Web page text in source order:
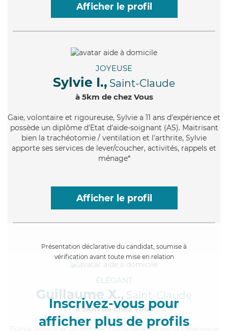
Afficher le profil
JOYEUSE
Sylvie I., Saint-Claude
à 5km de chez Vous
Gaie, volontaire et rigoureuse, Sylvie a 11 ans d'expérience et
possède un diplôme d'Etat d'aide-soignant (AS). Maitrisant
bien la trachéotomie / ventilation et l'arthrite, Sylvie
apporte ses services de lever/coucher, activités, rappels et
ménage*
Afficher le profil
Présentation déclarative du candidat, soumise à
vérification avant toute mise en relation
Inscrivez-vous pour
afficher plus de profils
ÉLÉGANT
Guillaume X., Saint-Claude
à 5km de chez Vous